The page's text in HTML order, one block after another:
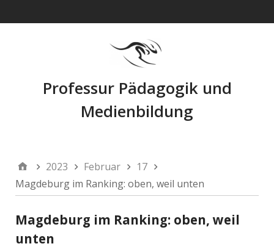
Professur Pädagogik und
Medienbildung
2023 Februar
17
Magdeburg im Ranking: oben, weil unten
Magdeburg im Ranking: oben, weil
unten